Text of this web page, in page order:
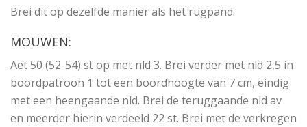
Brei dit op dezelfde manier als het rugpand.
MOUWEN:
Aet 50 (52-54) st op met nld 3. Brei verder met nld 2,5 in
boordpatroon 1 tot een boordhoogte van 7 cm, eindig
met een heengaande nld. Brei de teruggaande nld av
en meerder hierin verdeeld 22 st. Brei met de verkregen